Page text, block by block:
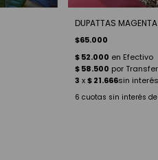
DUPATTAS MAGENTA
$65.000
6 cuotas sin interés de